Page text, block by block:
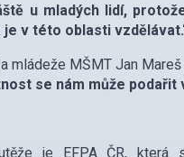
u mladých lidí,
v této oblasti
mládeže MŠMT Jan Mareš
se nám může
je EFPA ČR,